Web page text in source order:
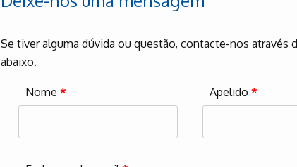
Se tiver alguma dúvida ou questão, contacte-nos através
abaixo.
Nome * Apelido *